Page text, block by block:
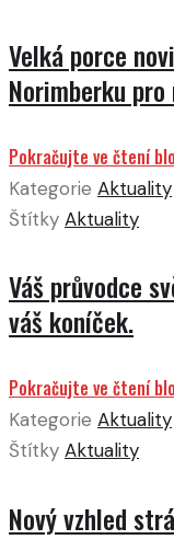
Velká porce
Norimberku
Pokračujte ve čtení
Kategorie Aktuality
Štítky Aktuality
Váš průvodce
váš koníček.
Pokračujte ve čtení
Kategorie Aktuality
Štítky Aktuality
Nový vzhled